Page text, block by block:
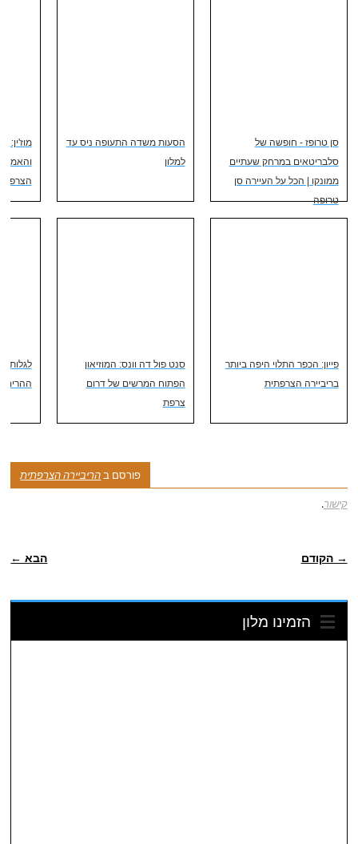
סן טרופז - חופשה של
סלבריטאים במרחק שעתיים
ממונקו | הכל על העיירה סן
טרופה
הסעות משדה התעופה ניס עד
למלון
מוז'ין:
פייון: הכפר התלוי היפה ביותר
בריביירה הצרפתית
סנט פול דה וונס: המוזיאון
הפתוח המרשים של דרום
צרפת
לגלות
ההרים
פורסם בהריביירה הצרפתית
קישור.
→ הקודם הבא ←
הזמינו מלון